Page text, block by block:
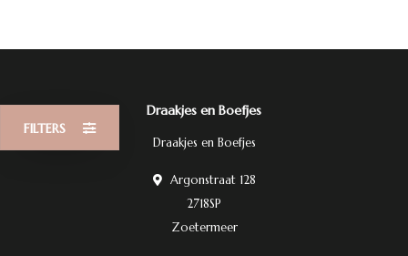
FILTERS
Draakjes en Boefjes
Draakjes en Boefjes
Argonstraat 128
2718SP
Zoetermeer